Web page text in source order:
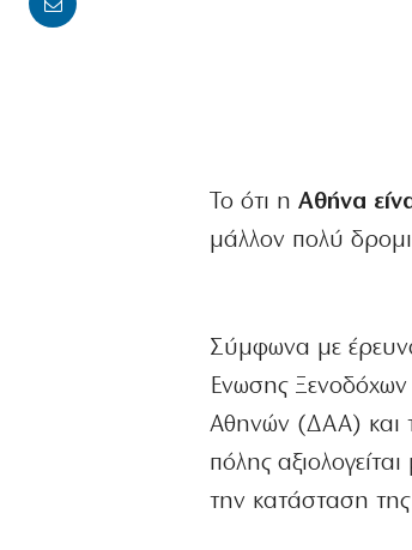
Το ότι ηΑθήνα
μάλλον πολύ
Σύμφωνα με
Ενωσης Ξενοδόχων
Αθηνών (ΔΑΑ) και
πόλης
την κατάσταση